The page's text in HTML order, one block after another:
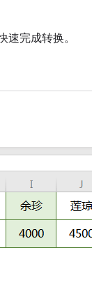
完成转换。